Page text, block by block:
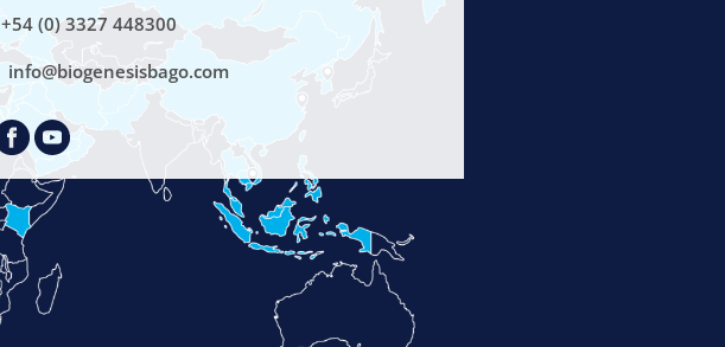
+54 (0) 3327 448300
info@biogenesisbago.com